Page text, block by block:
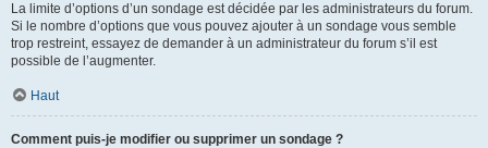
La limite d’options d’un sondage est décidée par les administrateurs du forum.
Si le nombre d’options que vous pouvez ajouter à un sondage vous semble
trop restreint, essayez de demander à un administrateur du forum s’il est
possible de l’augmenter.
Haut
Comment puis-je modifier ou supprimer un sondage ?